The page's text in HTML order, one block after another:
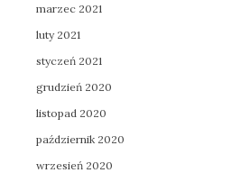
marzec 2021
luty 2021
styczeń 2021
grudzień 2020
listopad 2020
październik 2020
wrzesień 2020